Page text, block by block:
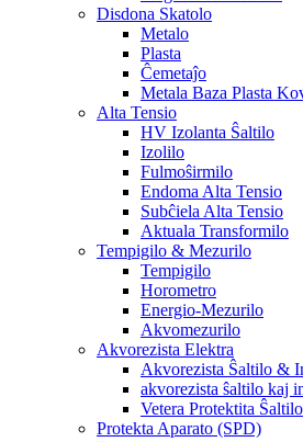
Disdona Skatolo
Metalo
Plasta
Ĉemetaĵo
Metala Baza Plasta
Alta Tensio
HV Izolanta Ŝaltilo
Izolilo
Fulmoŝirmilo
Endoma Alta Tensio
Subĉiela Alta Tensio
Aktuala Transformilo
Tempigilo & Mezurilo
Tempigilo
Horometro
Energio-Mezurilo
Akvomezurilo
Akvorezista Elektra
Akvorezista Ŝaltilo &
akvorezista ŝaltilo kaj
Vetera Protektita Ŝaltilo
Protekta Aparato (SPD)